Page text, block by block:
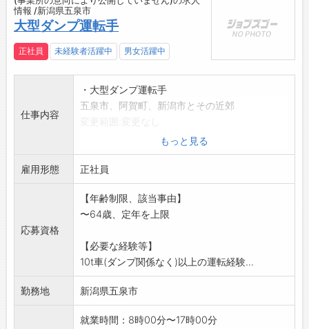
情報 /新潟県五泉市
大型ダンプ運転手
正社員 未経験者活躍中 男女活躍中
仕事内容
・大型ダンプ運転手
五泉市、阿賀町、新潟市とその近郊
もっと見る
雇用形態 正社員
応募資格
【年齢制限、該当事由】
〜64歳、定年を上限
【必要な経験等】
10t車(ダンプ関係なく)以上の運転経験...
勤務地 新潟県五泉市
就業時間：8時00分〜17時00分